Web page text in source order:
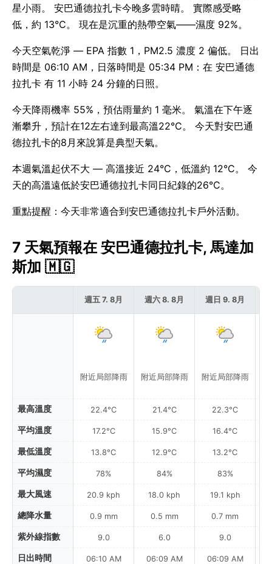
星小雨。 安巴通德拉扎卡今晚多雲時晴。 實際感受略
低，約 13°C。 現在是沉重的熱帶空氣——濕度 92%。
今天空氣乾淨 — EPA 指數 1，PM2.5 濃度 2 偏低。 日出
時間是 06:10 AM，日落時間是 05:34 PM：在 安巴通德
拉扎卡 有 11 小時 24 分鐘的日照。
今天降雨機率 55%，預估雨量約 1 毫米。 氣溫在下午逐
漸攀升，預計在12左右達到最高溫22°C。 今天對安巴通
德拉扎卡的8月來說算是典型天氣。
本週氣溫起伏不大 — 高溫接近 24°C，低溫約 12°C。 今
天的高溫遠低於安巴通德拉扎卡同日紀錄的26°C。
重點提醒：今天非常適合到安巴通德拉扎卡戶外活動。
7 天氣預報在 安巴通德拉扎卡, 馬達加
斯加 🇲🇬
最高溫度
平均溫度
最低溫度
平均濕度
最大風速
總降水量
紫外線指數
日出時間
週五 7. 8月
附近局部降雨
22.4°C
17.2°C
13.8°C
78%
20.9 kph
0.9 mm
9.0
06:10 AM
週六 8. 8月
附近局部降雨
21.4°C
15.9°C
12.9°C
84%
18.0 kph
0.5 mm
6.0
06:09 AM
週日 9. 8月
附近局部降雨
22.3°C
16.4°C
13.2°C
83%
19.1 kph
0.7 mm
9.0
06:09 AM